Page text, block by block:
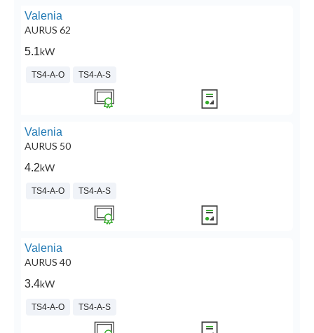
Valenia
AURUS 62
5.1kW
TS4-A-O TS4-A-S
Valenia
AURUS 50
4.2kW
TS4-A-O TS4-A-S
Valenia
AURUS 40
3.4kW
TS4-A-O TS4-A-S